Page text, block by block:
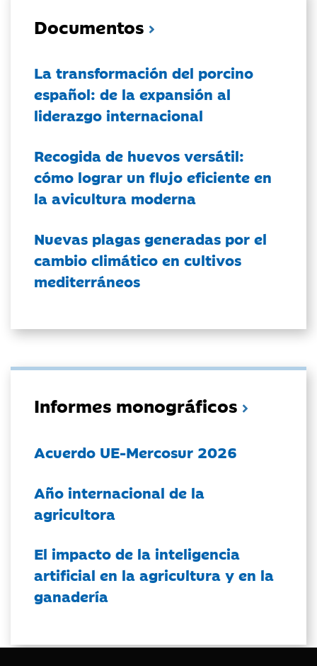
Documentos
La transformación del porcino
español: de la expansión al
liderazgo internacional
Recogida de huevos versátil:
cómo lograr un flujo eficiente en
la avicultura moderna
Nuevas plagas generadas por el
cambio climático en cultivos
mediterráneos
Informes monográficos
Acuerdo UE-Mercosur 2026
Año internacional de la
agricultora
El impacto de la inteligencia
artificial en la agricultura y en la
ganadería